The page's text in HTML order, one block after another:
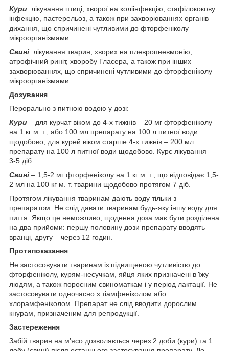
Кури: лікування птиці, хворої на коліінфекцію, стафілококову
інфекцію, пастерельоз, а також при захворюваннях органів
дихання, що спричинені чутливими до фторфеніколу
мікроорганізмами.
Свині: лікування тварин, хворих на плевро­пневмонію,
атрофічний риніт, хворобу Гласера, а також при інших
захворюваннях, що спричинені чутливими до фторфеніколу
мікроорганізмами.
Дозування
Перорально з питною водою у дозі:
Кури – для курчат віком до 4-х тижнів – 20 мг фторфеніколу
на 1 кг м. т., або 100 мл препарату на 100 л питної води
щодобово; для курей віком старше 4-х тижнів – 200 мл
препарату на 100 л питної води щодобово. Курс лікування –
3-5 діб.
Свині – 1,5-2 мг фторфеніколу на 1 кг м. т., що відповідає 1,5-
2 мл на 100 кг м. т. тварини щодобово протягом 7 діб.
Протягом лікування тваринам дають воду тільки з
препаратом. Не слід давати тваринам будь-яку іншу воду для
пиття. Якщо це неможливо, щоденна доза має бути розділена
на два прийоми: першу половину дози препарату вводять
вранці, другу – через 12 годин.
Протипоказання
Не застосовувати тваринам із підвищеною чутливістю до
фторфеніколу, курям-несучкам, яйця яких призначені в їжу
людям, а також поросним свиноматкам і у період лактації. Не
застосовувати одночасно з тіамфеніколом або
хлорамфеніколом. Препарат не слід вводити дорослим
кнурам, призначеним для репродукції.
Застереження
Забій тварин на м’ясо дозволяється через 2 доби (кури) та 1